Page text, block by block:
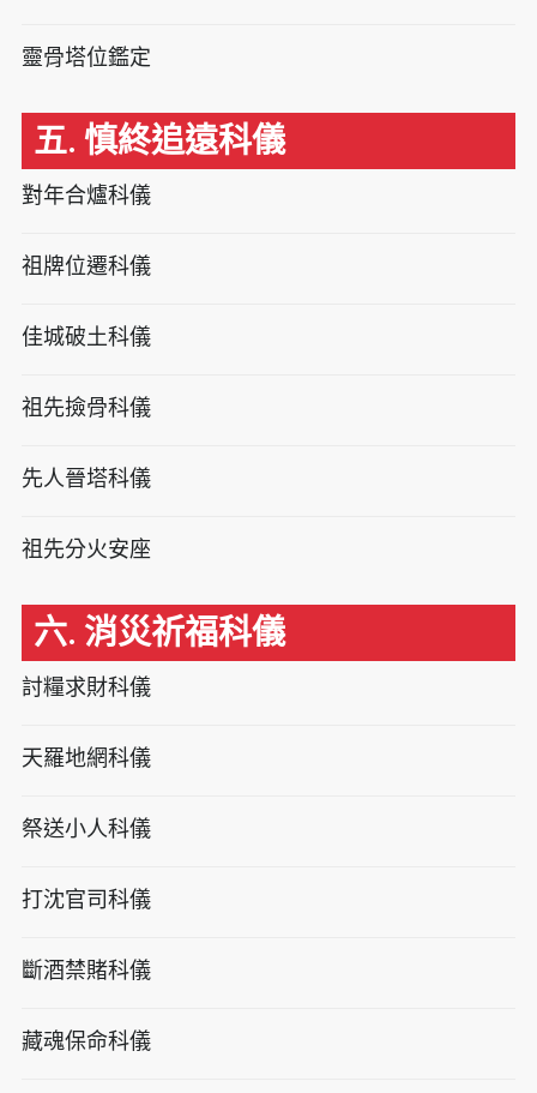
靈骨塔位鑑定
五. 慎終追遠科儀
對年合爐科儀
祖牌位遷科儀
佳城破土科儀
祖先撿骨科儀
先人晉塔科儀
祖先分火安座
六. 消災祈福科儀
討糧求財科儀
天羅地網科儀
祭送小人科儀
打沈官司科儀
斷酒禁賭科儀
藏魂保命科儀